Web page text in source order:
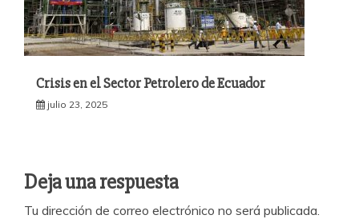
Crisis en el Sector Petrolero de Ecuador
julio 23, 2025
Deja una respuesta
Tu dirección de correo electrónico no será publicada.